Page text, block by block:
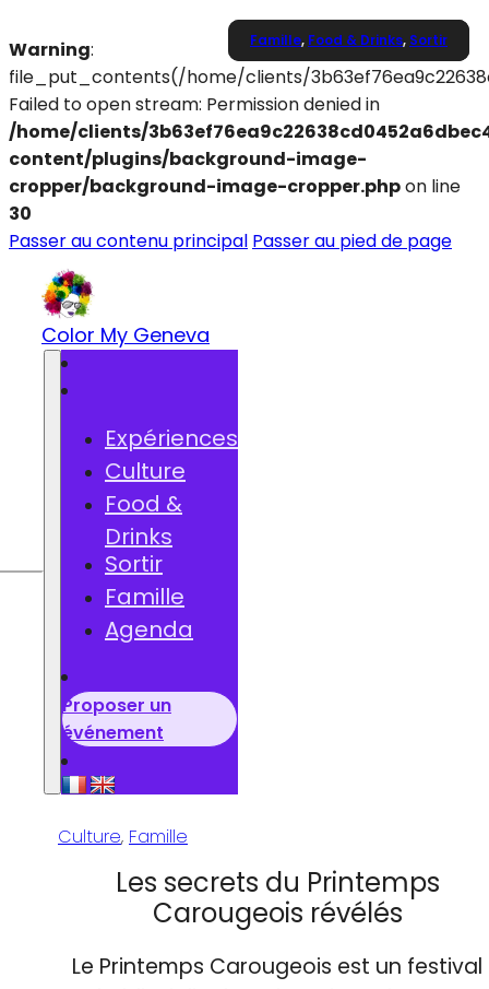
Warning:
file_put_contents(/home/clients/
Failed to open stream: Permission denied in
/home/clients/
content/plugins/background-image-
cropper/background-image-cropper.phpon line
30
Passer au contenu principal Passer au pied de page
Color My Geneva
Expériences
Culture
Food &
Drinks
Sortir
Famille
Agenda
Proposer un
événement
Culture, Famille
Les secrets du Printemps
Carougeois révélés
Le Printemps Carougeois est un festival
Culture
Famille, Food & Drinks, Sortir
Famille, Food & Drinks, Sortir